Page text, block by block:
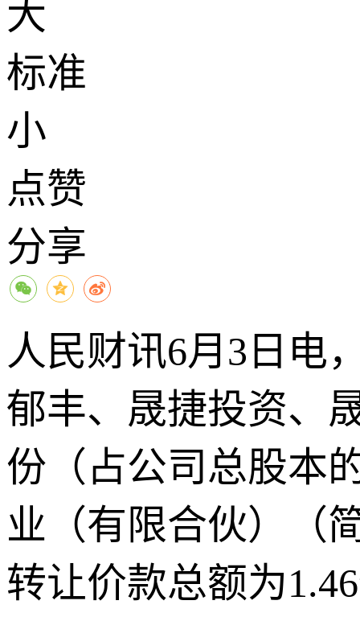
大
标准
小
点赞
分享
人民财讯6月3日电
郁丰、晟捷投资、
份（占公司总股本
业（有限合伙）（
转让价款总额为